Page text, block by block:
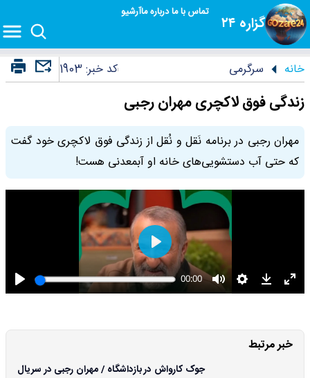
گزاره ۲۴
تماس با مادرباره ماآرشیو
خانه سرگرمی کد خبر: 1903
زندگی فوق لاکچری مهران رجبی
مهران رجبی در برنامه نَقل و نُقل از زندگی فوق لاکچری خود گفت
که حتی آب دستشویی‌های خانه او آبمعدنی هست!
خبر مرتبط
جوک کارواش در بازداشگاه / مهران رجبی در سریال